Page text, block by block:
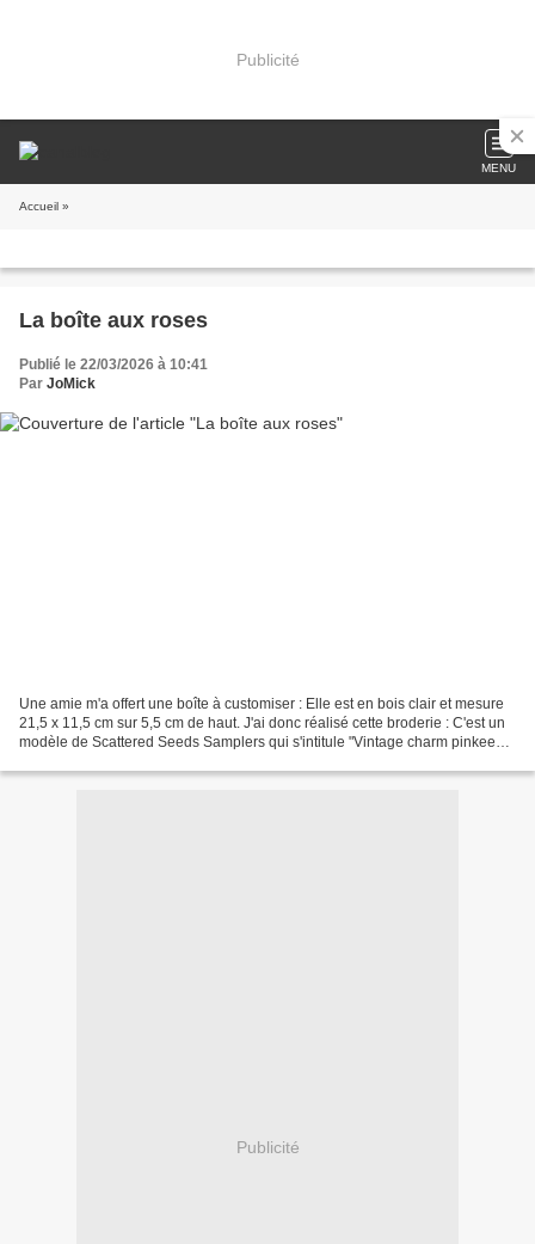
Publicité
MENU
Accueil »
La boîte aux roses
Publié le 22/03/2026 à 10:41
Par JoMick
Une amie m'a offert une boîte à customiser : Elle est en bois clair et mesure
21,5 x 11,5 cm sur 5,5 cm de haut. J'ai donc réalisé cette broderie : C'est un
modèle de Scattered Seeds Samplers qui s'intitule "Vintage charm pinkeep".
Publicité